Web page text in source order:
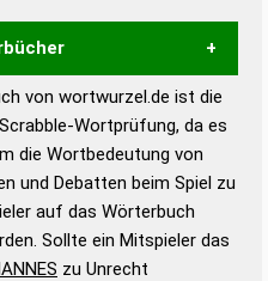
semantischen
Anhaltspunkte zu
und Wortform, um die
Scrabble-Spiel zu
Scrabble-
von wortwurzel.de ist die
Wortprüfung, da es
die Wortbedeutung von
und Debatten beim Spiel zu
auf das Wörterbuch
Sollte ein Mitspieler das
zu Unrecht